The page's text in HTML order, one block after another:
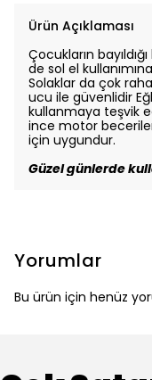
Ürün Açıklaması
Çocukların
de sol el
Solaklar da çok
ucu ile güvenlidir
kullanmaya teşvik
ince motor
için uygundur.
Güzel günlerde
Yorumlar
Bu ürün için henüz